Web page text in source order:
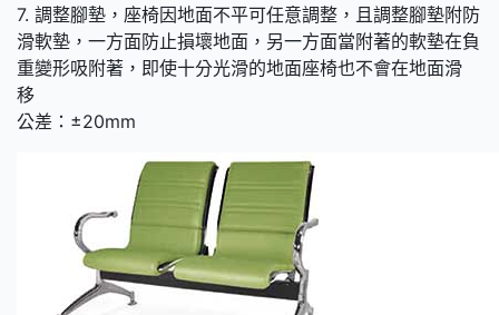
7. 調整腳墊，座椅因地面不平可任意調整，且調整腳墊附防
滑軟墊，一方面防止損壞地面，另一方面當附著的軟墊在負
重變形吸附著，即使十分光滑的地面座椅也不會在地面滑
移
公差：±20mm